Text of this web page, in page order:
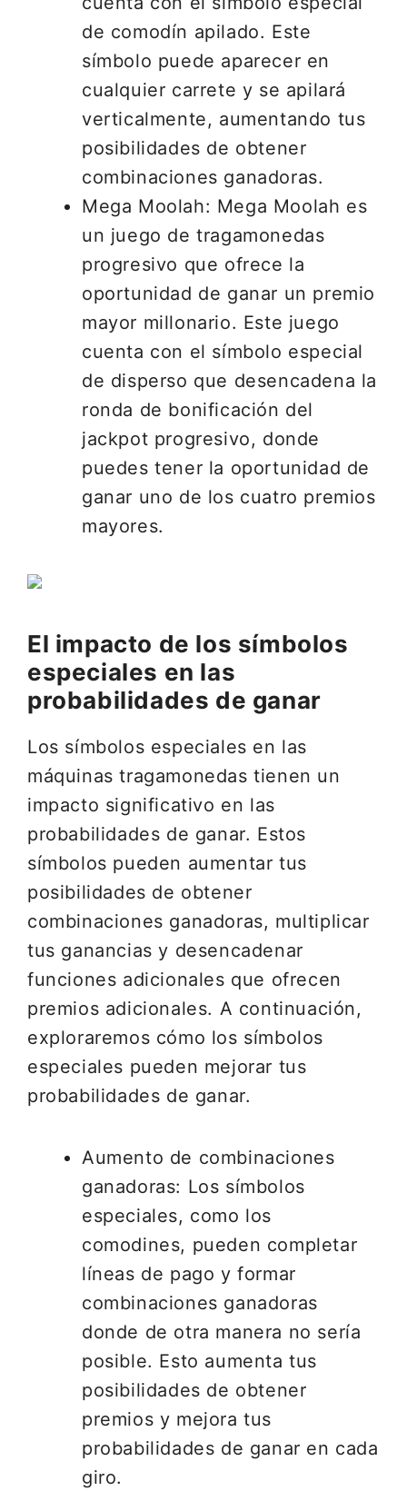
de comodín apilado. Este
símbolo puede aparecer en
cualquier carrete y se apilará
verticalmente, aumentando tus
posibilidades de obtener
combinaciones ganadoras.
Mega Moolah: Mega Moolah es
un juego de tragamonedas
progresivo que ofrece la
oportunidad de ganar un premio
mayor millonario. Este juego
cuenta con el símbolo especial
de disperso que desencadena la
ronda de bonificación del
jackpot progresivo, donde
puedes tener la oportunidad de
ganar uno de los cuatro premios
mayores.
El impacto de los símbolos
especiales en las
probabilidades de ganar
Los símbolos especiales en las
máquinas tragamonedas tienen un
impacto significativo en las
probabilidades de ganar. Estos
símbolos pueden aumentar tus
posibilidades de obtener
combinaciones ganadoras, multiplicar
tus ganancias y desencadenar
funciones adicionales que ofrecen
premios adicionales. A continuación,
exploraremos cómo los símbolos
especiales pueden mejorar tus
probabilidades de ganar.
Aumento de combinaciones
ganadoras: Los símbolos
especiales, como los
comodines, pueden completar
líneas de pago y formar
combinaciones ganadoras
donde de otra manera no sería
posible. Esto aumenta tus
posibilidades de obtener
premios y mejora tus
probabilidades de ganar en cada
giro.